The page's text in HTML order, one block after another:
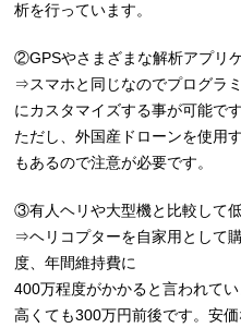
析を行っています。
②GPSやさまざまな解析アプリ
⇒スマホと同じなのでプログラ
にカスタマイズする事が可能です
ただし、外国産ドローンを使用
もあるので注意が必要です。
③有人ヘリや大型機と比較して
⇒ヘリコプターを自家用として
度、年間維持費に
400万程度がかかると言われて
高くても300万円前後です。安